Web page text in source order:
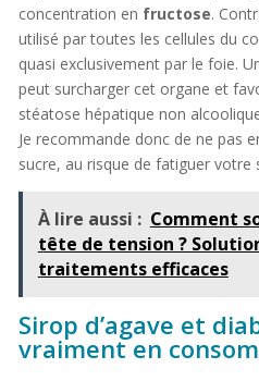
concentration en fructose.
utilisé par toutes les cellules du
quasi exclusivement par le foie.
peut surcharger cet organe et
stéatose hépatique non
Je recommande donc de ne pas
sucre, au risque de fatiguer votre
À lire aussi : Comment
tête de tension ?
traitements efficaces
Sirop d’agave et
vraiment en